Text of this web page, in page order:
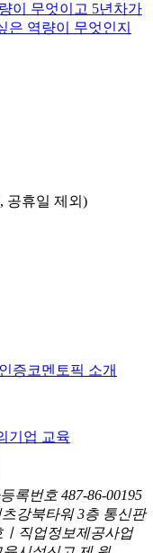
이 무엇이고 5년차가
은 역량이 무엇인지
공휴일 제외)
증코멘토픽 소개
기업 교육
록번호 487-86-00195
강북타워 3층 통신판
ㅣ직업정보제공사업